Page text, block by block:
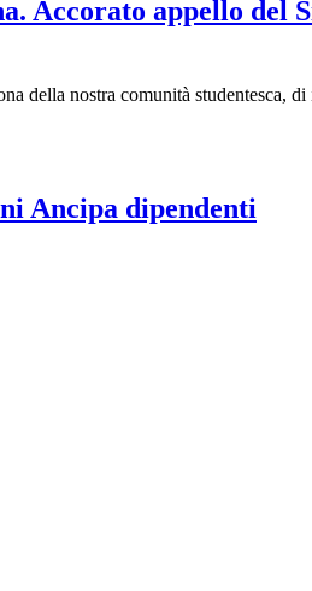
Accorato appello
della nostra comunità studentesca,
Ancipa dipendenti